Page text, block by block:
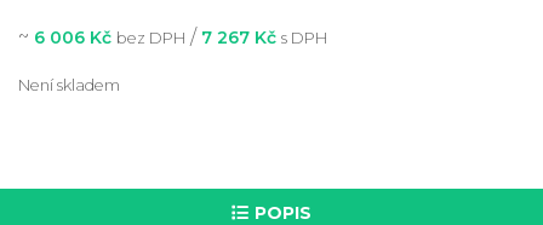
~ 6 006 Kč bez DPH / 7 267 Kč s DPH
Není skladem
POPIS